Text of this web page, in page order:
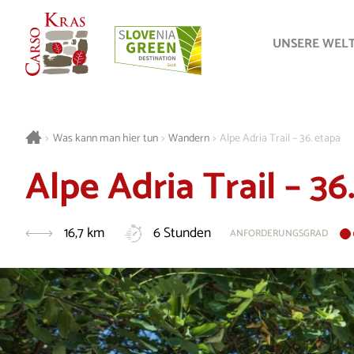
UNSERE
> Was kann man hier tun > Wandern > Alpe Adria Trail – 36. etapa
Alpe Adria Trail –
16,7 km 6 Stunden ANFORDERUNGSGRAD